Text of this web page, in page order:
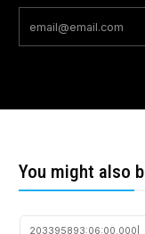
You might also
203395893:06:00.000